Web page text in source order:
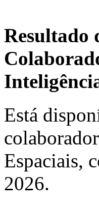
Resultado
Está
Espaciais,
2026.